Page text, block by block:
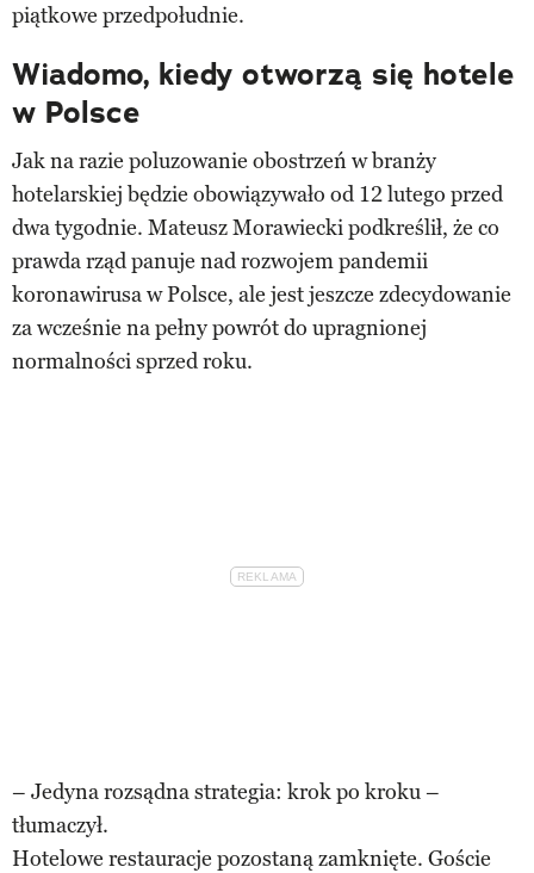
piątkowe przedpołudnie.
Wiadomo, kiedy otworzą się hotele
w Polsce
Jak na razie poluzowanie obostrzeń w branży
hotelarskiej będzie obowiązywało od 12 lutego przed
dwa tygodnie. Mateusz Morawiecki podkreślił, że co
prawda rząd panuje nad rozwojem pandemii
koronawirusa w Polsce, ale jest jeszcze zdecydowanie
za wcześnie na pełny powrót do upragnionej
normalności sprzed roku.
– Jedyna rozsądna strategia: krok po kroku –
tłumaczył.
Hotelowe restauracje pozostaną zamknięte. Goście